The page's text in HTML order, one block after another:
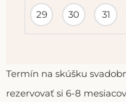
29 30 31
Termín na skúšku
rezervovať si 6-8